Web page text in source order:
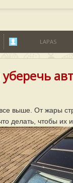
LAPAS
выше. От жары
делать, чтобы их